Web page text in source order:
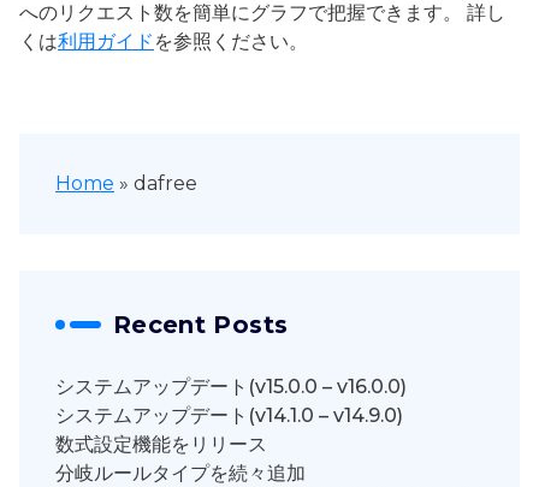
へのリクエスト数を簡単にグラフで把握できます。 詳し
くは利用ガイド を参照ください。
Home » dafree
Recent Posts
システムアップデート(v15.0.0 – v16.0.0)
システムアップデート(v14.1.0 – v14.9.0)
数式設定機能をリリース
分岐ルールタイプを続々追加